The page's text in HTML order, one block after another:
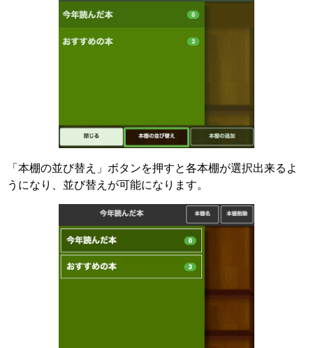
「本棚の並び替え」ボタンを押すと各本棚が選択出来るよ
うになり、並び替えが可能になります。